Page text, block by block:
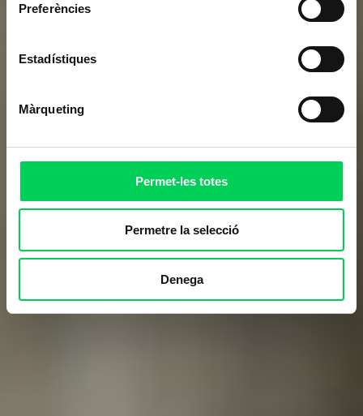
Preferències
Estadístiques
Màrqueting
Permet-les totes
Permetre la selecció
Denega